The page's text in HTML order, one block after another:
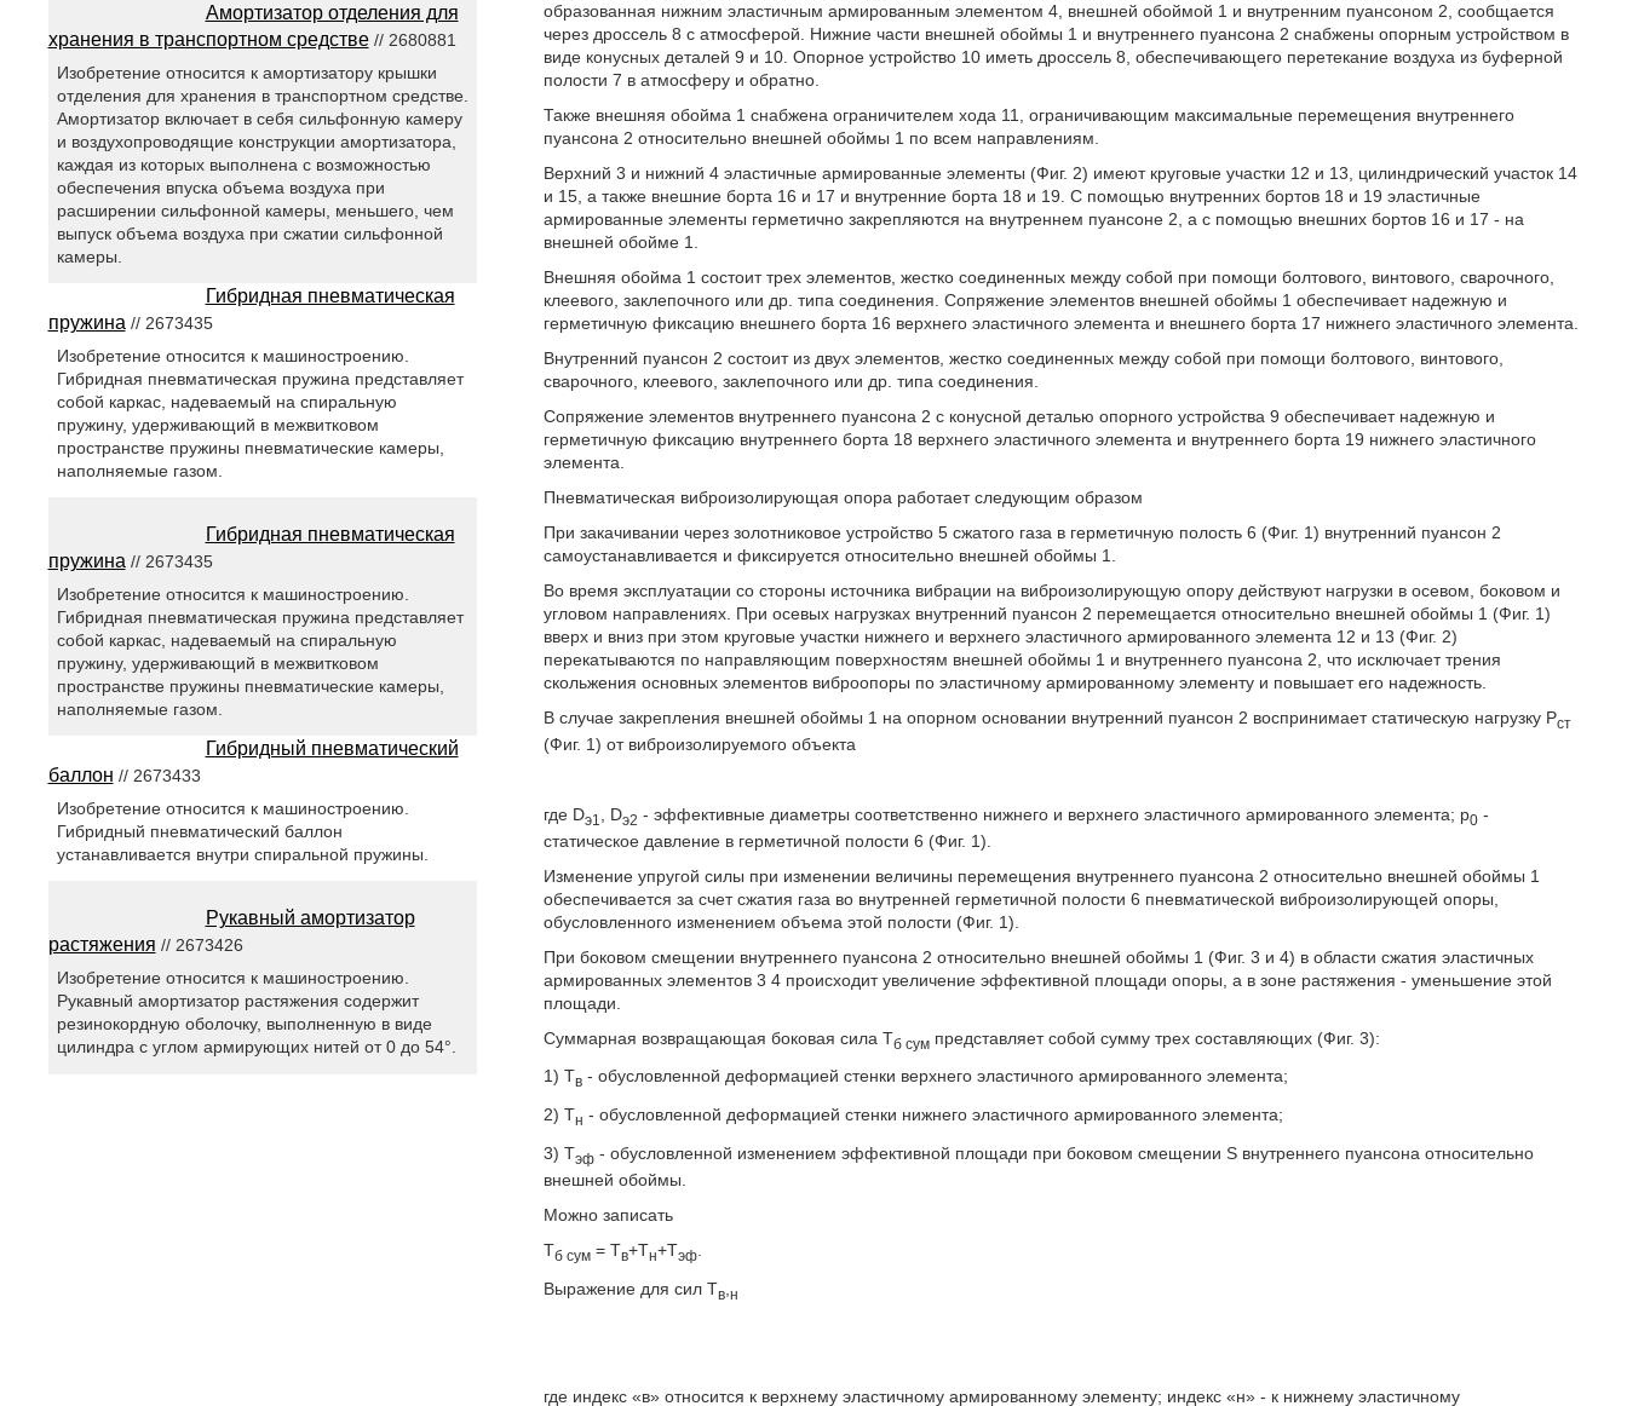
образованная нижним эластичным армированным элементом 4, внешней обоймой 1 и внутренним пуансоном 2, сообщается
через дроссель 8 с атмосферой. Нижние части внешней обоймы 1 и внутреннего пуансона 2 снабжены опорным устройством в
виде конусных деталей 9 и 10. Опорное устройство 10 иметь дроссель 8, обеспечивающего перетекание воздуха из буферной
полости 7 в атмосферу и обратно.
Также внешняя обойма 1 снабжена ограничителем хода 11, ограничивающим максимальные перемещения внутреннего
пуансона 2 относительно внешней обоймы 1 по всем направлениям.
Верхний 3 и нижний 4 эластичные армированные элементы (Фиг. 2) имеют круговые участки 12 и 13, цилиндрический участок 14
и 15, а также внешние борта 16 и 17 и внутренние борта 18 и 19. С помощью внутренних бортов 18 и 19 эластичные
армированные элементы герметично закрепляются на внутреннем пуансоне 2, а с помощью внешних бортов 16 и 17 - на
внешней обойме 1.
Внешняя обойма 1 состоит трех элементов, жестко соединенных между собой при помощи болтового, винтового, сварочного,
клеевого, заклепочного или др. типа соединения. Сопряжение элементов внешней обоймы 1 обеспечивает надежную и
герметичную фиксацию внешнего борта 16 верхнего эластичного элемента и внешнего борта 17 нижнего эластичного элемента.
Внутренний пуансон 2 состоит из двух элементов, жестко соединенных между собой при помощи болтового, винтового,
сварочного, клеевого, заклепочного или др. типа соединения.
Сопряжение элементов внутреннего пуансона 2 с конусной деталью опорного устройства 9 обеспечивает надежную и
герметичную фиксацию внутреннего борта 18 верхнего эластичного элемента и внутреннего борта 19 нижнего эластичного
элемента.
Пневматическая виброизолирующая опора работает следующим образом
При закачивании через золотниковое устройство 5 сжатого газа в герметичную полость 6 (Фиг. 1) внутренний пуансон 2
самоустанавливается и фиксируется относительно внешней обоймы 1.
Во время эксплуатации со стороны источника вибрации на виброизолирующую опору действуют нагрузки в осевом, боковом и
угловом направлениях. При осевых нагрузках внутренний пуансон 2 перемещается относительно внешней обоймы 1 (Фиг. 1)
вверх и вниз при этом круговые участки нижнего и верхнего эластичного армированного элемента 12 и 13 (Фиг. 2)
перекатываются по направляющим поверхностям внешней обоймы 1 и внутреннего пуансона 2, что исключает трения
скольжения основных элементов виброопоры по эластичному армированному элементу и повышает его надежность.
В случае закрепления внешней обоймы 1 на опорном основании внутренний пуансон 2 воспринимает статическую нагрузку Pст
(Фиг. 1) от виброизолируемого объекта
где Dэ1 , Dэ2 - эффективные диаметры соответственно нижнего и верхнего эластичного армированного элемента; p0 -
статическое давление в герметичной полости 6 (Фиг. 1).
Изменение упругой силы при изменении величины перемещения внутреннего пуансона 2 относительно внешней обоймы 1
обеспечивается за счет сжатия газа во внутренней герметичной полости 6 пневматической виброизолирующей опоры,
обусловленного изменением объема этой полости (Фиг. 1).
При боковом смещении внутреннего пуансона 2 относительно внешней обоймы 1 (Фиг. 3 и 4) в области сжатия эластичных
армированных элементов 3 4 происходит увеличение эффективной площади опоры, а в зоне растяжения - уменьшение этой
площади.
Суммарная возвращающая боковая сила Tб сум представляет собой сумму трех составляющих (Фиг. 3):
1) Тв - обусловленной деформацией стенки верхнего эластичного армированного элемента;
2) Тн - обусловленной деформацией стенки нижнего эластичного армированного элемента;
3) Tэф - обусловленной изменением эффективной площади при боковом смещении S внутреннего пуансона относительно
внешней обоймы.
Можно записать
Tб сум = Tв+Tн+Tэф
Выражение для сил Tв ,н
где индекс «в» относится к верхнему эластичному армированному элементу; индекс «н» - к нижнему эластичному
Амортизатор отделения для
хранения в транспортном средстве// 2680881
Изобретение относится к амортизатору крышки
отделения для хранения в транспортном средстве.
Амортизатор включает в себя сильфонную камеру
и воздухопроводящие конструкции амортизатора,
каждая из которых выполнена с возможностью
обеспечения впуска объема воздуха при
расширении сильфонной камеры, меньшего, чем
выпуск объема воздуха при сжатии сильфонной
камеры.
Гибридная пневматическая
пружина // 2673435
Изобретение относится к машиностроению.
Гибридная пневматическая пружина представляет
собой каркас, надеваемый на спиральную
пружину, удерживающий в межвитковом
пространстве пружины пневматические камеры,
наполняемые газом.
Гибридная пневматическая
пружина // 2673435
Изобретение относится к машиностроению.
Гибридная пневматическая пружина представляет
собой каркас, надеваемый на спиральную
пружину, удерживающий в межвитковом
пространстве пружины пневматические камеры,
наполняемые газом.
Гибридный пневматический
баллон // 2673433
Изобретение относится к машиностроению.
Гибридный пневматический баллон
устанавливается внутри спиральной пружины.
Рукавный амортизатор
растяжения // 2673426
Изобретение относится к машиностроению.
Рукавный амортизатор растяжения содержит
резинокордную оболочку, выполненную в виде
цилиндра с углом армирующих нитей от 0 до 54°.